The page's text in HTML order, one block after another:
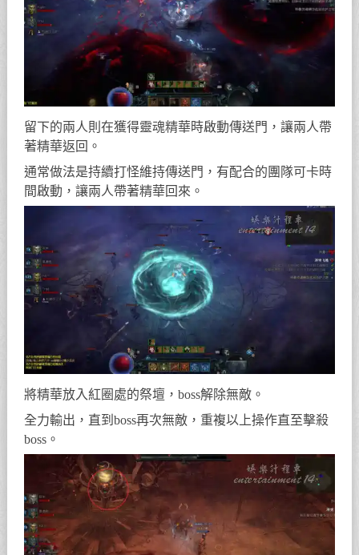
留下的兩人則在獲得靈魂精華時啟動傳送門，讓兩人帶
著精華返回。
通常做法是持續打怪維持傳送門，有配合的團隊可卡時
間啟動，讓兩人帶著精華回來。
將精華放入紅圈處的祭壇，boss解除無敵。
全力輸出，直到boss再次無敵，重複以上操作直至擊殺
boss。